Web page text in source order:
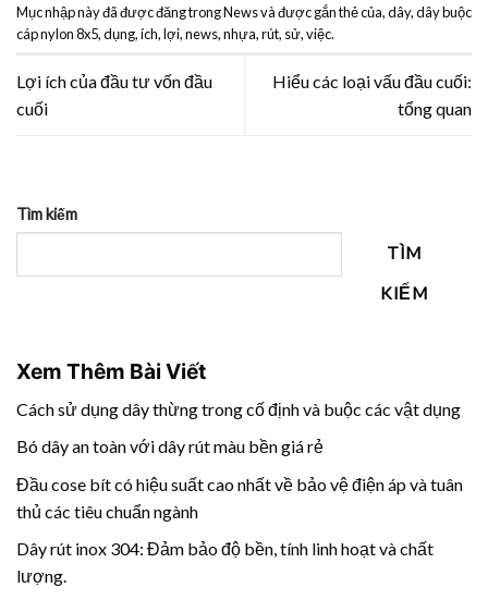
Mục nhập này đã được đăng trongNewsvà được gắn thẻcủa,dây,dây buộc
cáp nylon 8x5,dụng,ích,lợi,news,nhựa,rút, sử,việc.
Lợi ích của đầu tư vốn đầu
cuối
Hiểu các loại vấu đầu cuối:
tổng quan
Tìm kiếm
TÌM
KIẾM
Xem Thêm Bài Viết
Cách sử dụng dây thừng trong cố định và buộc các vật dụng
Bó dây an toàn với dây rút màu bền giá rẻ
Đầu cose bít có hiệu suất cao nhất về bảo vệ điện áp và tuân
thủ các tiêu chuẩn ngành
Dây rút inox 304: Đảm bảo độ bền, tính linh hoạt và chất
lượng.